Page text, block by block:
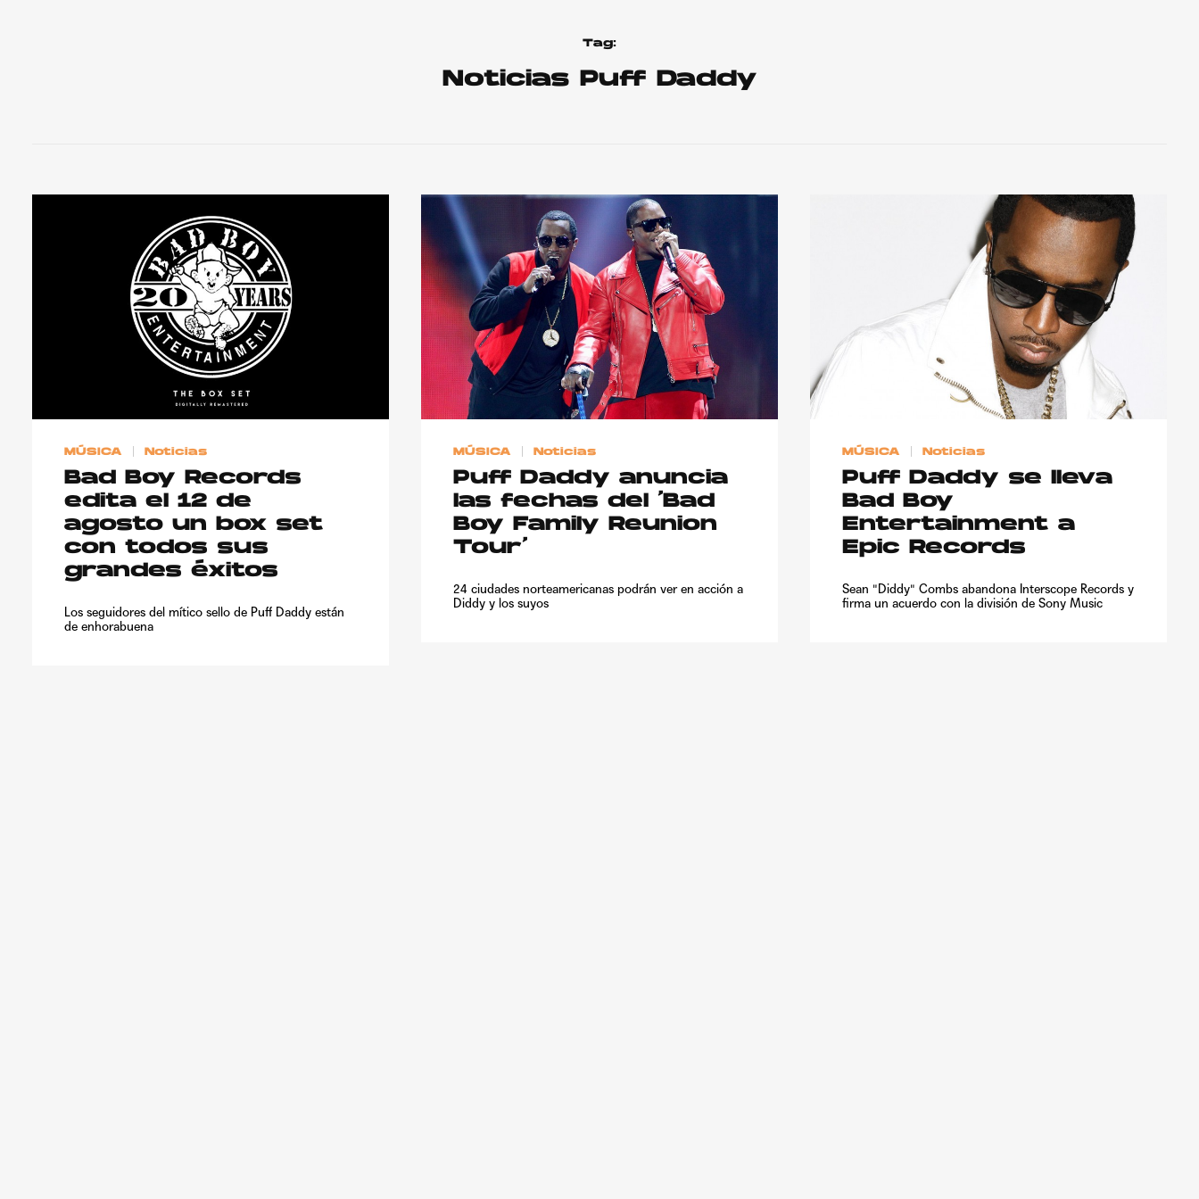
Tag:
Noticias Puff Daddy
MÚSICA Noticias
Bad Boy Records
edita el 12 de
agosto un box set
con todos sus
grandes éxitos
Los seguidores del mítico sello de Puff Daddy están
de enhorabuena
MÚSICA Noticias
Puff Daddy anuncia
las fechas del ‘Bad
Boy Family Reunion
Tour’
24 ciudades norteamericanas podrán ver en acción a
Diddy y los suyos
MÚSICA Noticias
Puff Daddy se lleva
Bad Boy
Entertainment a
Epic Records
Sean "Diddy" Combs abandona Interscope Records y
firma un acuerdo con la división de Sony Music